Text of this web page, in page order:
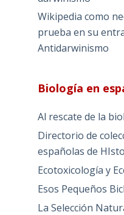
Wikipedia como
prueba en su
Antidarwinismo
Biología en
Al rescate de la
Directorio de
españolas de
Ecotoxicología y
Esos Pequeños
La Selección